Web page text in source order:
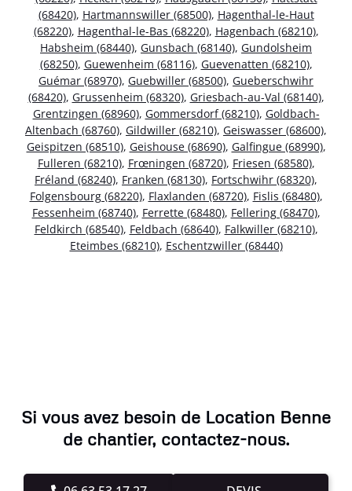
(68420), Hartmannswiller (68500), Hagenthal-le-Haut
(68220), Hagenthal-le-Bas (68220), Hagenbach (68210),
Habsheim (68440), Gunsbach (68140), Gundolsheim
(68250), Guewenheim (68116), Guevenatten (68210),
Guémar (68970), Guebwiller (68500), Gueberschwihr
(68420), Grussenheim (68320), Griesbach-au-Val (68140),
Grentzingen (68960), Gommersdorf (68210), Goldbach-
Altenbach (68760), Gildwiller (68210), Geiswasser (68600),
Geispitzen (68510), Geishouse (68690), Galfingue (68990),
Fulleren (68210), Frœningen (68720), Friesen (68580),
Fréland (68240), Franken (68130), Fortschwihr (68320),
Folgensbourg (68220), Flaxlanden (68720), Fislis (68480),
Fessenheim (68740), Ferrette (68480), Fellering (68470),
Feldkirch (68540), Feldbach (68640), Falkwiller (68210),
Eteimbes (68210), Eschentzwiller (68440)
Si vous avez besoin de Location Benne
de chantier, contactez-nous.